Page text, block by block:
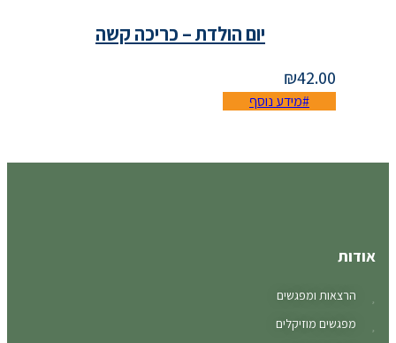
יום הולדת – כריכה קשה
₪42.00
מידע נוסף
אודות
הרצאות ומפגשים
מפגשים מוזיקלים